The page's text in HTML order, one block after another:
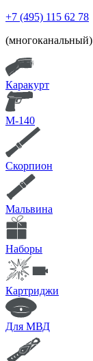
+7 (495) 115 62 78
(многоканальный)
Каракурт
М-140
Скорпион
Мальвина
Наборы
Картриджи
Для МВД